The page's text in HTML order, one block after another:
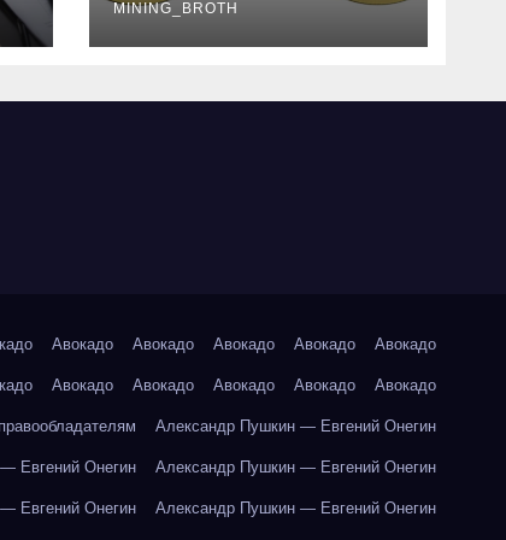
руководство
MINING_BROTH
Авокадо Авокадо Авокадо Авокадо Авокадо
Авокадо Авокадо Авокадо Авокадо Авокадо
Александр Пушкин — Евгений Онегин
Евгений Онегин Александр Пушкин — Евгений Онегин
Евгений Онегин Александр Пушкин — Евгений Онегин